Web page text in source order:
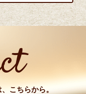
こちらから。